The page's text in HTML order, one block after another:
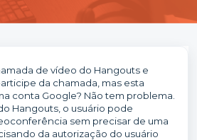
de vídeo do Hangouts e
da chamada, mas esta
conta Google? Não tem problema.
Hangouts, o usuário pode
sem precisar de uma
da autorização do usuário